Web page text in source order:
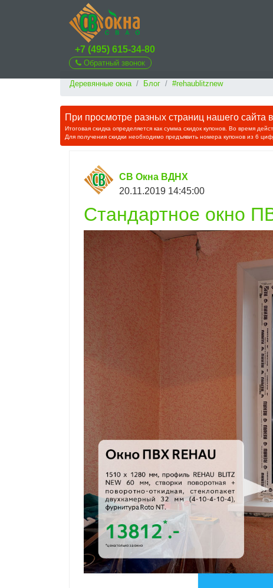
+7 (495) 615-34-80
Обратный звонок
Деревянные окна Блог #rehaublitznew
При просмотре разных страниц нашего сайта
Итоговая скидка определяется как сумма скидок купонов. Во время
Для получения скидки необходимо предъявить номера купонов из 6
СВ Окна ВДНХ
20.11.2019 14:45:00
Стандартное окно